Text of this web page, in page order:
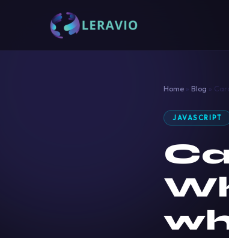
Home » Blog »
JAVASCRIPT